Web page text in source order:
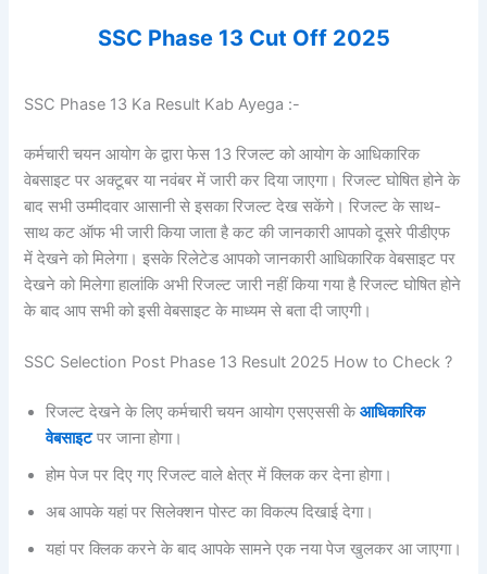
SSC Phase 13 Cut Off 2025
SSC Phase 13 Ka Result Kab Ayega :-
कर्मचारी चयन आयोग के द्वारा फेस 13 रिजल्ट को आयोग के आधिकारिक
वेबसाइट पर अक्टूबर या नवंबर में जारी कर दिया जाएगा। रिजल्ट घोषित होने के
बाद सभी उम्मीदवार आसानी से इसका रिजल्ट देख सकेंगे। रिजल्ट के साथ-
साथ कट ऑफ भी जारी किया जाता है कट की जानकारी आपको दूसरे पीडीएफ
में देखने को मिलेगा। इसके रिलेटेड आपको जानकारी आधिकारिक वेबसाइट पर
देखने को मिलेगा हालांकि अभी रिजल्ट जारी नहीं किया गया है रिजल्ट घोषित होने
के बाद आप सभी को इसी वेबसाइट के माध्यम से बता दी जाएगी।
SSC Selection Post Phase 13 Result 2025 How to Check ?
रिजल्ट देखने के लिए कर्मचारी चयन आयोग एसएससी केआधिकारिक
वेबसाइटपर जाना होगा।
होम पेज पर दिए गए रिजल्ट वाले क्षेत्र में क्लिक कर देना होगा।
अब आपके यहां पर सिलेक्शन पोस्ट का विकल्प दिखाई देगा।
यहां पर क्लिक करने के बाद आपके सामने एक नया पेज खुलकर आ जाएगा।